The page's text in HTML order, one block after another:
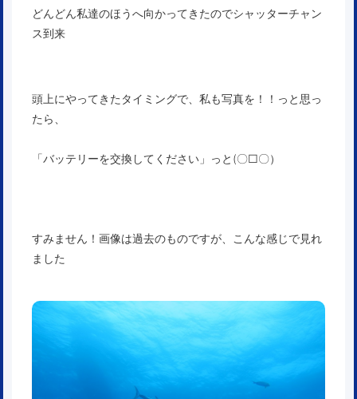
どんどん私達のほうへ向かってきたのでシャッターチャン
ス到来
頭上にやってきたタイミングで、私も写真を！！っと思っ
たら、
「バッテリーを交換してください」っと(〇□〇）
すみません！画像は過去のものですが、こんな感じで見れ
ました